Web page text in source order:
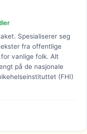
Spesialiserer seg
fra offentlige
vanlige folk. Alt
på de nasjonale
(FHI)